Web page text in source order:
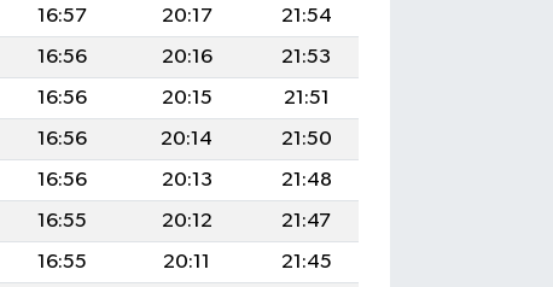
16:57 20:17
21:54
16:56 20:16
21:53
16:56 20:15
21:51
16:56 20:14
21:50
16:56 20:13
21:48
16:55 20:12
21:47
16:55 20:11
21:45